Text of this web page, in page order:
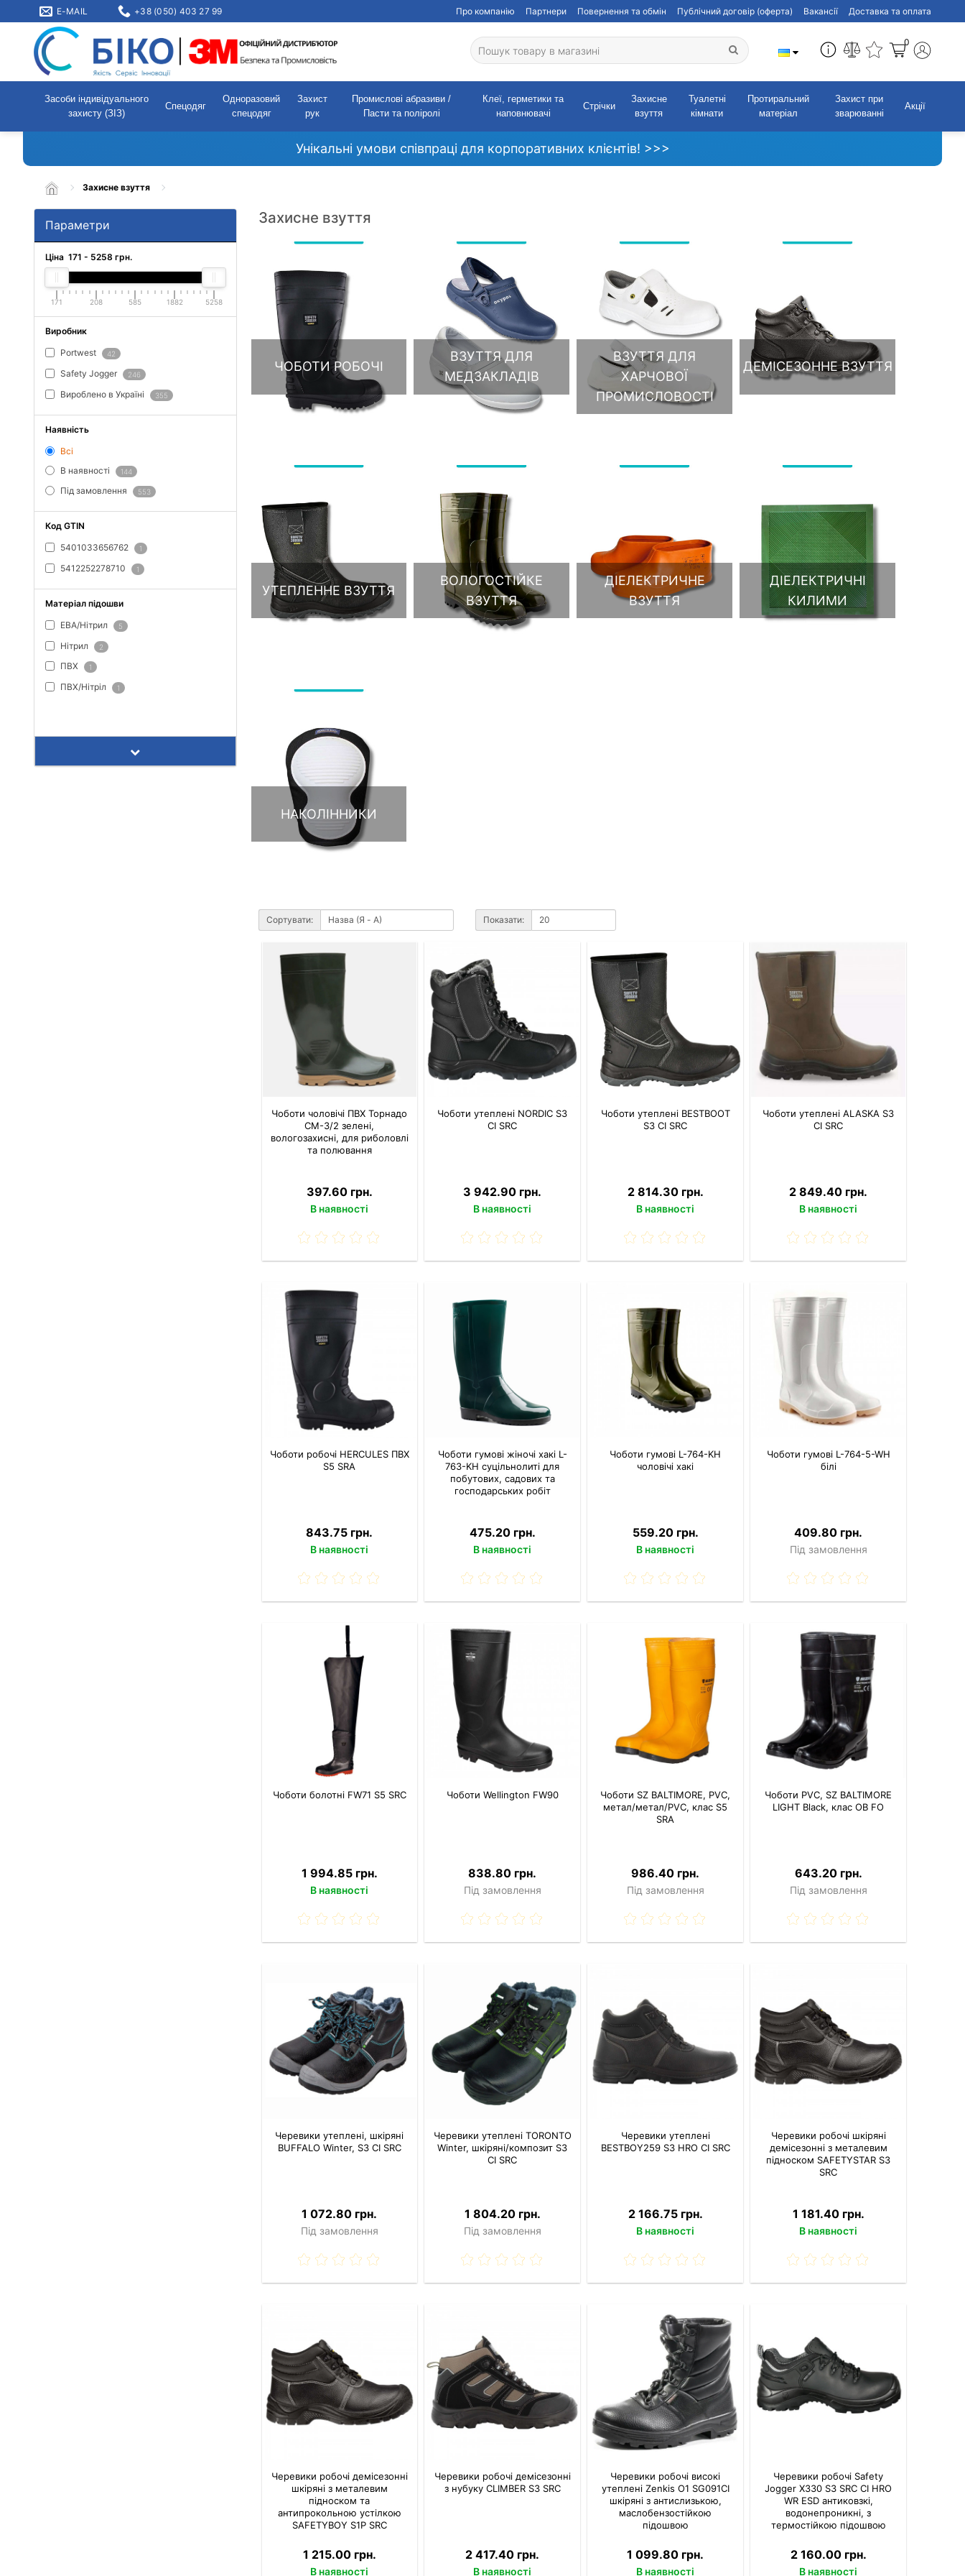
E-MAIL +38 (050) 403 27 99 Про компанію Партнери Повернення та обмін Публічний договір (оферта) Вакансії Доставка та оплата
0
Засоби індивідуального
захисту (ЗІЗ)
Спецодяг
Одноразовий
спецодяг
Захист
рук
Промислові абразиви /
Пасти та поліролі
Клеї, герметики та
наповнювачі
Стрічки
Захисне
взуття
Туалетні
кімнати
Протиральний
матеріал
Захист при
зварюванні
Акції
Унікальні умови співпраці для корпоративних клієнтів! >>>
Захисне взуття
Параметри
Ціна 171 - 5258 грн.
171 208 585 1882 5258
Виробник
Portwest 42
Safety Jogger 246
Вироблено в Україні 355
Наявність
Всі
В наявності
144
Під замовлення 553
Код GTIN
5401033656762 1
5412252278710 1
Матеріал підошви
ЕВА/Нітрил 5
Нітрил 2
ПВХ 1
ПВХ/Нітріл 1
Захисне взуття
ЧОБОТИ РОБОЧІ
ВЗУТТЯ ДЛЯ
МЕДЗАКЛАДІВ
ВЗУТТЯ ДЛЯ
ХАРЧОВОЇ
ПРОМИСЛОВОСТІ
ДЕМІСЕЗОННЕ ВЗУТТЯ
УТЕПЛЕННЕ ВЗУТТЯ
ВОЛОГОСТІЙКЕ
ВЗУТТЯ
ДІЕЛЕКТРИЧНЕ
ВЗУТТЯ
ДІЕЛЕКТРИЧНІ
КИЛИМИ
НАКОЛІННИКИ
Сортувати: Показати:
Чоботи чоловічі ПВХ Торнадо
СМ-3/2 зелені,
вологозахисні, для риболовлі
та полювання
397.60 грн.
В наявності
Чоботи утеплені NORDIC S3
CI SRC
3 942.90 грн.
В наявності
Чоботи утеплені BESTBOOT
S3 CI SRC
2 814.30 грн.
В наявності
Чоботи утеплені ALASKA S3
CI SRC
2 849.40 грн.
В наявності
Чоботи робочі HERCULES ПВХ
S5 SRA
843.75 грн.
В наявності
Чоботи гумові жіночі хакі L-
763-KH суцільнолиті для
побутових, садових та
господарських робіт
475.20 грн.
В наявності
Чоботи гумові L-764-KH
чоловічі хакі
559.20 грн.
В наявності
Чоботи гумові L-764-5-WH
білі
409.80 грн.
Під замовлення
Чоботи болотні FW71 S5 SRC
1 994.85 грн.
В наявності
Чоботи Wellington FW90
838.80 грн.
Під замовлення
Чоботи SZ BALTIMORE, PVC,
метал/метал/PVC, клас S5
SRA
986.40 грн.
Під замовлення
Чоботи PVC, SZ BALTIMORE
LIGHT Black, клас OB FO
643.20 грн.
Під замовлення
Черевики утеплені, шкіряні
BUFFALO Winter, S3 CI SRC
1 072.80 грн.
Під замовлення
Черевики утеплені TORONTO
Winter, шкіряні/композит S3
CI SRC
1 804.20 грн.
Під замовлення
Черевики утеплені
BESTBOY259 S3 HRO CI SRC
2 166.75 грн.
В наявності
Черевики робочі шкіряні
демісезонні з металевим
підноском SAFETYSTAR S3
SRC
1 181.40 грн.
В наявності
Черевики робочі демісезонні
шкіряні з металевим
підноском та
антипрокольною устілкою
SAFETYBOY S1P SRC
1 215.00 грн.
В наявності
Черевики робочі демісезонні
з нубуку CLIMBER S3 SRC
2 417.40 грн.
В наявності
Черевики робочі високі
утеплені Zenkis О1 SG091СІ
шкіряні з антислизькою,
маслобензостійкою
підошвою
1 099.80 грн.
В наявності
Черевики робочі Safety
Jogger X330 S3 SRC CI HRO
WR ESD антиковзкі,
водонепроникні, з
термостійкою підошвою
2 160.00 грн.
В наявності